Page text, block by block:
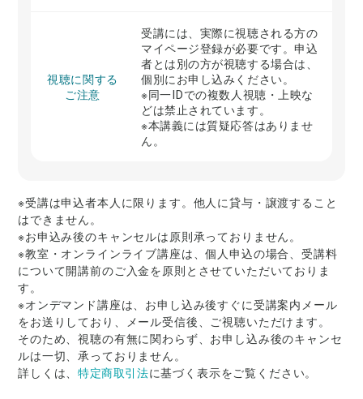
視聴に関する
ご注意
受講には、実際に視聴される方の
マイページ登録が必要です。申込
者とは別の方が視聴する場合は、
個別にお申し込みください。
※同一IDでの複数人視聴・上映な
どは禁止されています。
※本講義には質疑応答はありませ
ん。
※受講は申込者本人に限ります。他人に貸与・譲渡すること
はできません。
※お申込み後のキャンセルは原則承っておりません。
※教室・オンラインライブ講座は、個人申込の場合、受講料
について開講前のご入金を原則とさせていただいておりま
す。
※オンデマンド講座は、お申し込み後すぐに受講案内メール
をお送りしており、メール受信後、ご視聴いただけます。
そのため、視聴の有無に関わらず、お申し込み後のキャンセ
ルは一切、承っておりません。
詳しくは、特定商取引法に基づく表示をご覧ください。